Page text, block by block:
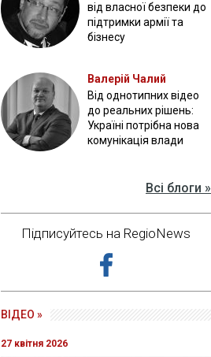
від власної безпеки до
підтримки армії та
бізнесу
Валерій Чалий
Від однотипних відео
до реальних рішень:
Україні потрібна нова
комунікація влади
Всі блоги »
Підписуйтесь на RegioNews
ВІДЕО »
27 квітня 2026